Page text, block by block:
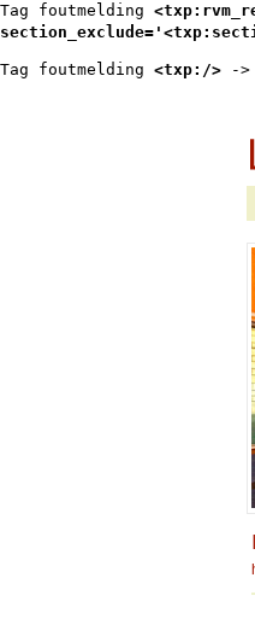
Tag foutmelding
Tag foutmelding <txp:/> ->